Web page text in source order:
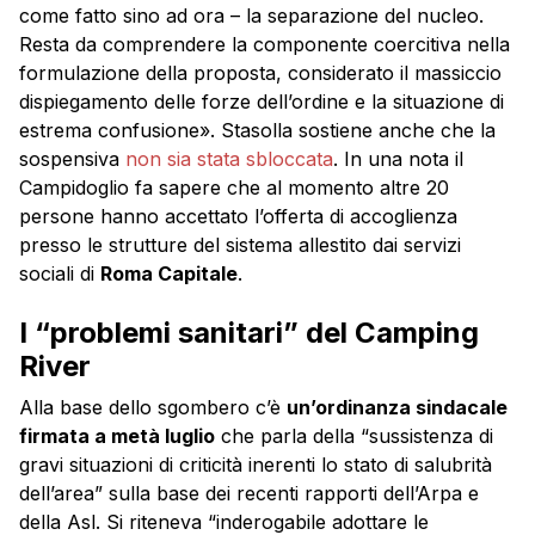
come fatto sino ad ora – la separazione del nucleo.
Resta da comprendere la componente coercitiva nella
formulazione della proposta, considerato il massiccio
dispiegamento delle forze dell’ordine e la situazione di
estrema confusione». Stasolla sostiene anche che la
sospensiva non sia stata sbloccata. In una nota il
Campidoglio fa sapere che al momento altre 20
persone hanno accettato l’offerta di accoglienza
presso le strutture del sistema allestito dai servizi
sociali di Roma Capitale.
I “problemi sanitari” del Camping
River
Alla base dello sgombero c’è un’ordinanza sindacale
firmata a metà luglio che parla della “sussistenza di
gravi situazioni di criticità inerenti lo stato di salubrità
dell’area” sulla base dei recenti rapporti dell’Arpa e
della Asl. Si riteneva “inderogabile adottare le